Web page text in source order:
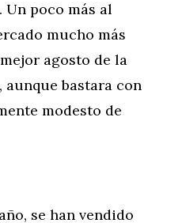
poco más al
mucho más
agosto de la
aunque bastara con
modesto de
se han vendido